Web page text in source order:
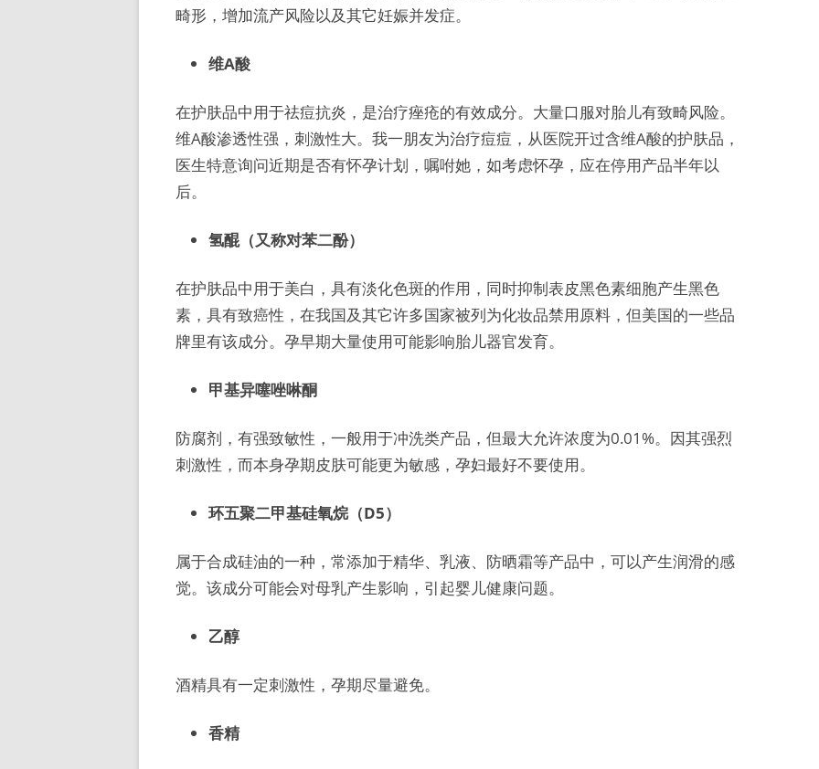
畸形，增加流产风险以及其它妊娠并发症。
维A酸
在护肤品中用于祛痘抗炎，是治疗痤疮的有效成分。大量口服对胎儿有致畸风险。
维A酸渗透性强，刺激性大。我一朋友为治疗痘痘，从医院开过含维A酸的护肤品，
医生特意询问近期是否有怀孕计划，嘱咐她，如考虑怀孕，应在停用产品半年以
后。
氢醌（又称对苯二酚）
在护肤品中用于美白，具有淡化色斑的作用，同时抑制表皮黑色素细胞产生黑色
素，具有致癌性，在我国及其它许多国家被列为化妆品禁用原料，但美国的一些品
牌里有该成分。孕早期大量使用可能影响胎儿器官发育。
甲基异噻唑啉酮
防腐剂，有强致敏性，一般用于冲洗类产品，但最大允许浓度为0.01%。因其强烈
刺激性，而本身孕期皮肤可能更为敏感，孕妇最好不要使用。
环五聚二甲基硅氧烷（D5）
属于合成硅油的一种，常添加于精华、乳液、防晒霜等产品中，可以产生润滑的感
觉。该成分可能会对母乳产生影响，引起婴儿健康问题。
乙醇
酒精具有一定刺激性，孕期尽量避免。
香精